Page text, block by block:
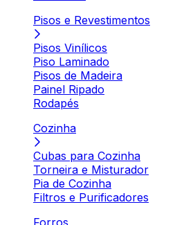
Pisos e Revestimentos
Pisos Vinílicos
Piso Laminado
Pisos de Madeira
Painel Ripado
Rodapés
Cozinha
Cubas para Cozinha
Torneira e Misturador
Pia de Cozinha
Filtros e Purificadores
Forros